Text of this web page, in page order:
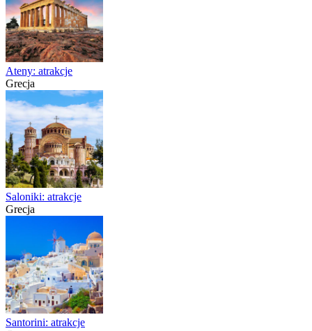
Ateny: atrakcje
Grecja
Saloniki: atrakcje
Grecja
Santorini: atrakcje